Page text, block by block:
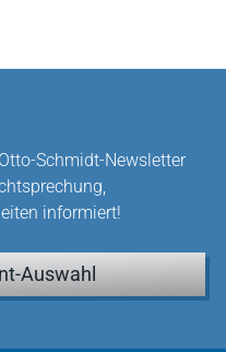
Schmidt-Newsletter
informiert!
Auswahl